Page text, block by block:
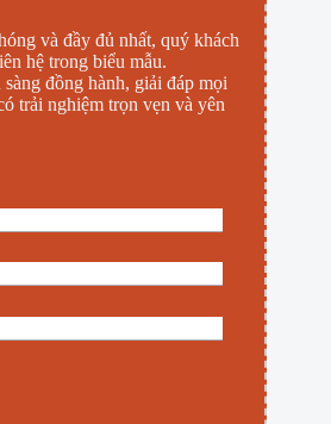
và đầy đủ nhất, quý khách
hệ trong biểu mẫu.
đồng hành, giải đáp mọi
trải nghiệm trọn vẹn và yên